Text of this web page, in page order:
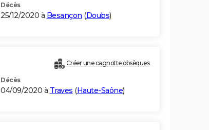
Décès
25/12/2020 à Besançon (Doubs)
Créer une cagnotte obsèques
Décès
04/09/2020 à Traves (Haute-Saône)